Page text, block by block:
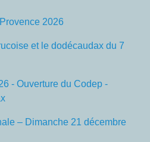
2026
et le dodécaudax du 7
- Ouverture du Codep -
– Dimanche 21 décembre